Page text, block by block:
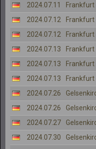
2024.07.11
Frankfurt
2024.07.12
Frankfurt
2024.07.12
Frankfurt
2024.07.13
Frankfurt
2024.07.13
Frankfurt
2024.07.13
Frankfurt
2024.07.26
2024.07.26
2024.07.27
2024.07.30